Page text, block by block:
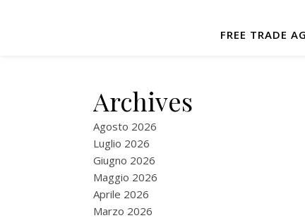
FREE TRADE
Archives
Agosto 2026
Luglio 2026
Giugno 2026
Maggio 2026
Aprile 2026
Marzo 2026